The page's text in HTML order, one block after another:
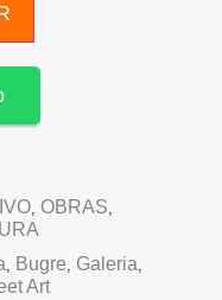
, OBRAS,
, Bugre, Galeria,
Art